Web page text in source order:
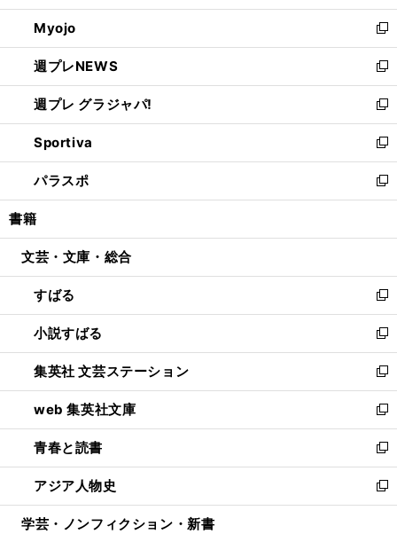
開
く
ウ
で
開
く
ン
ド
ウ
で
開
く
ウ
ィ
ン
ド
ウ
で
開
く
Myojo
新
し
い
ウ
ィ
ン
ド
ウ
で
開
週プレNEWS
新
し
い
ウ
ィ
ン
ド
ウ
開
週プレ グラジャパ!
新
し
い
ウ
ィ
ン
ウ
開
く
Sportiva
新
し
い
ウ
ン
ウ
で
開
く
パラスポ
新
し
ウ
ン
ド
ウ
で
開
く
書籍
文芸・文庫・総合
すばる
新
し
い
ウ
ィ
ン
ド
ウ
で
開
く
小説すばる
新
し
い
ウ
ィ
ン
ド
ウ
で
開
集英社 文芸ステーション
新
し
い
ウ
ィ
ン
ド
ウ
web 集英社文庫
新
し
い
ウ
ィ
ン
青春と読書
新
し
い
ウ
アジア人物史
新
し
学芸・ノンフィクション・新書